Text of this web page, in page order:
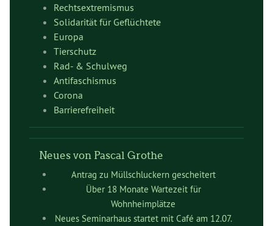
Rechtsextremismus
Solidarität für Geflüchtete
Europa
Tierschutz
Rad- & Schulweg
Antifaschismus
Corona
Barrierefreiheit
Neues von Pascal Grothe
Antrag zu Müllschluckern gescheitert
Über 18 Monate Wartezeit für
Wohnheimplätze
Neues Seminarhaus startet mit Café am 12.07.